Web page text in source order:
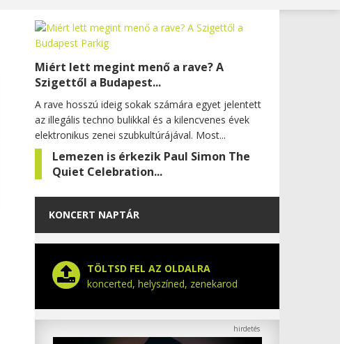
Miért lett megint menő a rave? A
Szigettől a Budapest...
A rave hosszú ideig sokak számára egyet jelentett
az illegális techno bulikkal és a kilencvenes évek
elektronikus zenei szubkultúrájával. Most...
Lemezen is érkezik Paul Simon The
Quiet Celebration...
KONCERT NAPTÁR
TÖLTSD FEL AZ OLDALRA
koncerted, helyszíned, zenekarod